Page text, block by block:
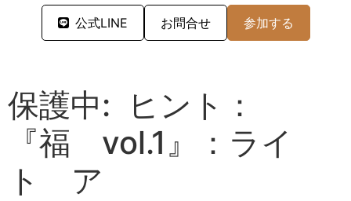
公式LINE お問合せ 参加する
保護中: ヒント：
『福 vol.1』：ライ
ト ア